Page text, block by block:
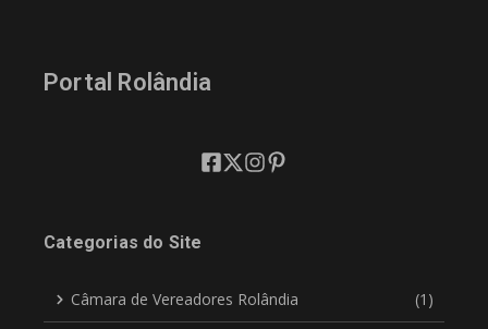
Portal Rolândia
Categorias do Site
Câmara de Vereadores Rolândia (1)